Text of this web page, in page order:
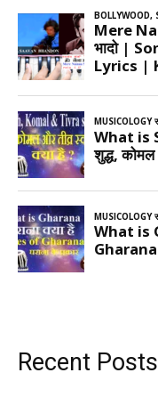
Recent Posts